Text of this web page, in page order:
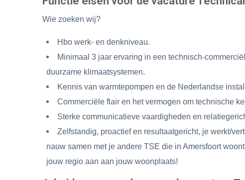
Wie zoeken wij?
Hbo werk- en denkniveau.
Minimaal 3 jaar ervaring in een technisch-
duurzame klimaatsystemen.
Kennis van warmtepompen en de Nederlandse
Commerciële flair en het vermogen om technische
Sterke communicatieve vaardigheden en
Zelfstandig, proactief en resultaatgericht, je werkt/
nauw samen met je andere TSE die in Amersfoort
jouw regio aan aan jouw woonplaats!